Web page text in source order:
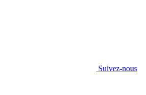
Suivez-nous